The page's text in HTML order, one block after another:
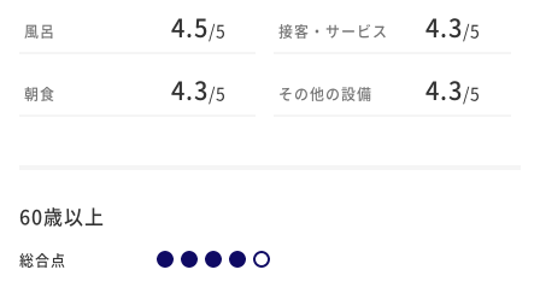
風呂 4.5/5
朝食 4.3/5
接客・サービス 4.3/5
その他の設備 4.3/5
60歳以上
総合点